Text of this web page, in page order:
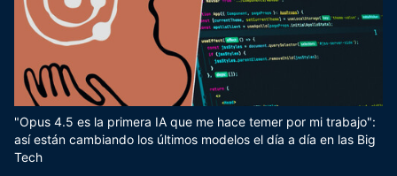
"Opus 4.5 es la primera IA que me hace temer por mi trabajo":
así están cambiando los últimos modelos el día a día en las Big
Tech